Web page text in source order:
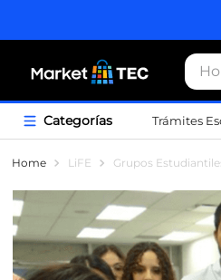
Trámites
LiFE Grupos